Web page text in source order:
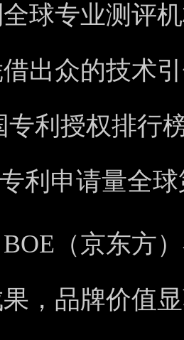
球专业测评
出众的技术
利授权排行
利申请量全
BOE（京东方
，品牌价值